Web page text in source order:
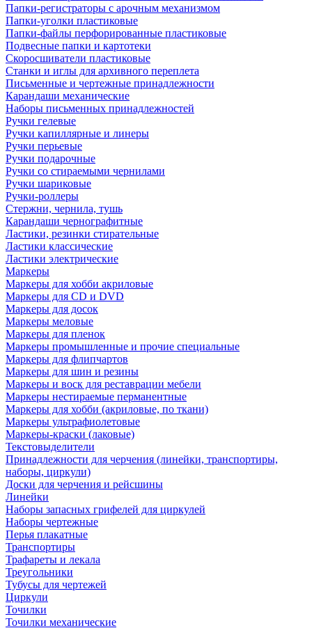
Папки-регистраторы с арочным механизмом
Папки-уголки пластиковые
Папки-файлы перфорированные пластиковые
Подвесные папки и картотеки
Скоросшиватели пластиковые
Станки и иглы для архивного переплета
Письменные и чертежные принадлежности
Карандаши механические
Наборы письменных принадлежностей
Ручки гелевые
Ручки капиллярные и линеры
Ручки перьевые
Ручки подарочные
Ручки со стираемыми чернилами
Ручки шариковые
Ручки-роллеры
Стержни, чернила, тушь
Карандаши чернографитные
Ластики, резинки стирательные
Ластики классические
Ластики электрические
Маркеры
Маркеры для хобби акриловые
Маркеры для CD и DVD
Маркеры для досок
Маркеры меловые
Маркеры для пленок
Маркеры промышленные и прочие специальные
Маркеры для флипчартов
Маркеры для шин и резины
Маркеры и воск для реставрации мебели
Маркеры нестираемые перманентные
Маркеры для хобби (акриловые, по ткани)
Маркеры ультрафиолетовые
Маркеры-краски (лаковые)
Текстовыделители
Принадлежности для черчения (линейки, транспортиры,
наборы, циркули)
Доски для черчения и рейсшины
Линейки
Наборы запасных грифелей для циркулей
Наборы чертежные
Перья плакатные
Транспортиры
Трафареты и лекала
Треугольники
Тубусы для чертежей
Циркули
Точилки
Точилки механические